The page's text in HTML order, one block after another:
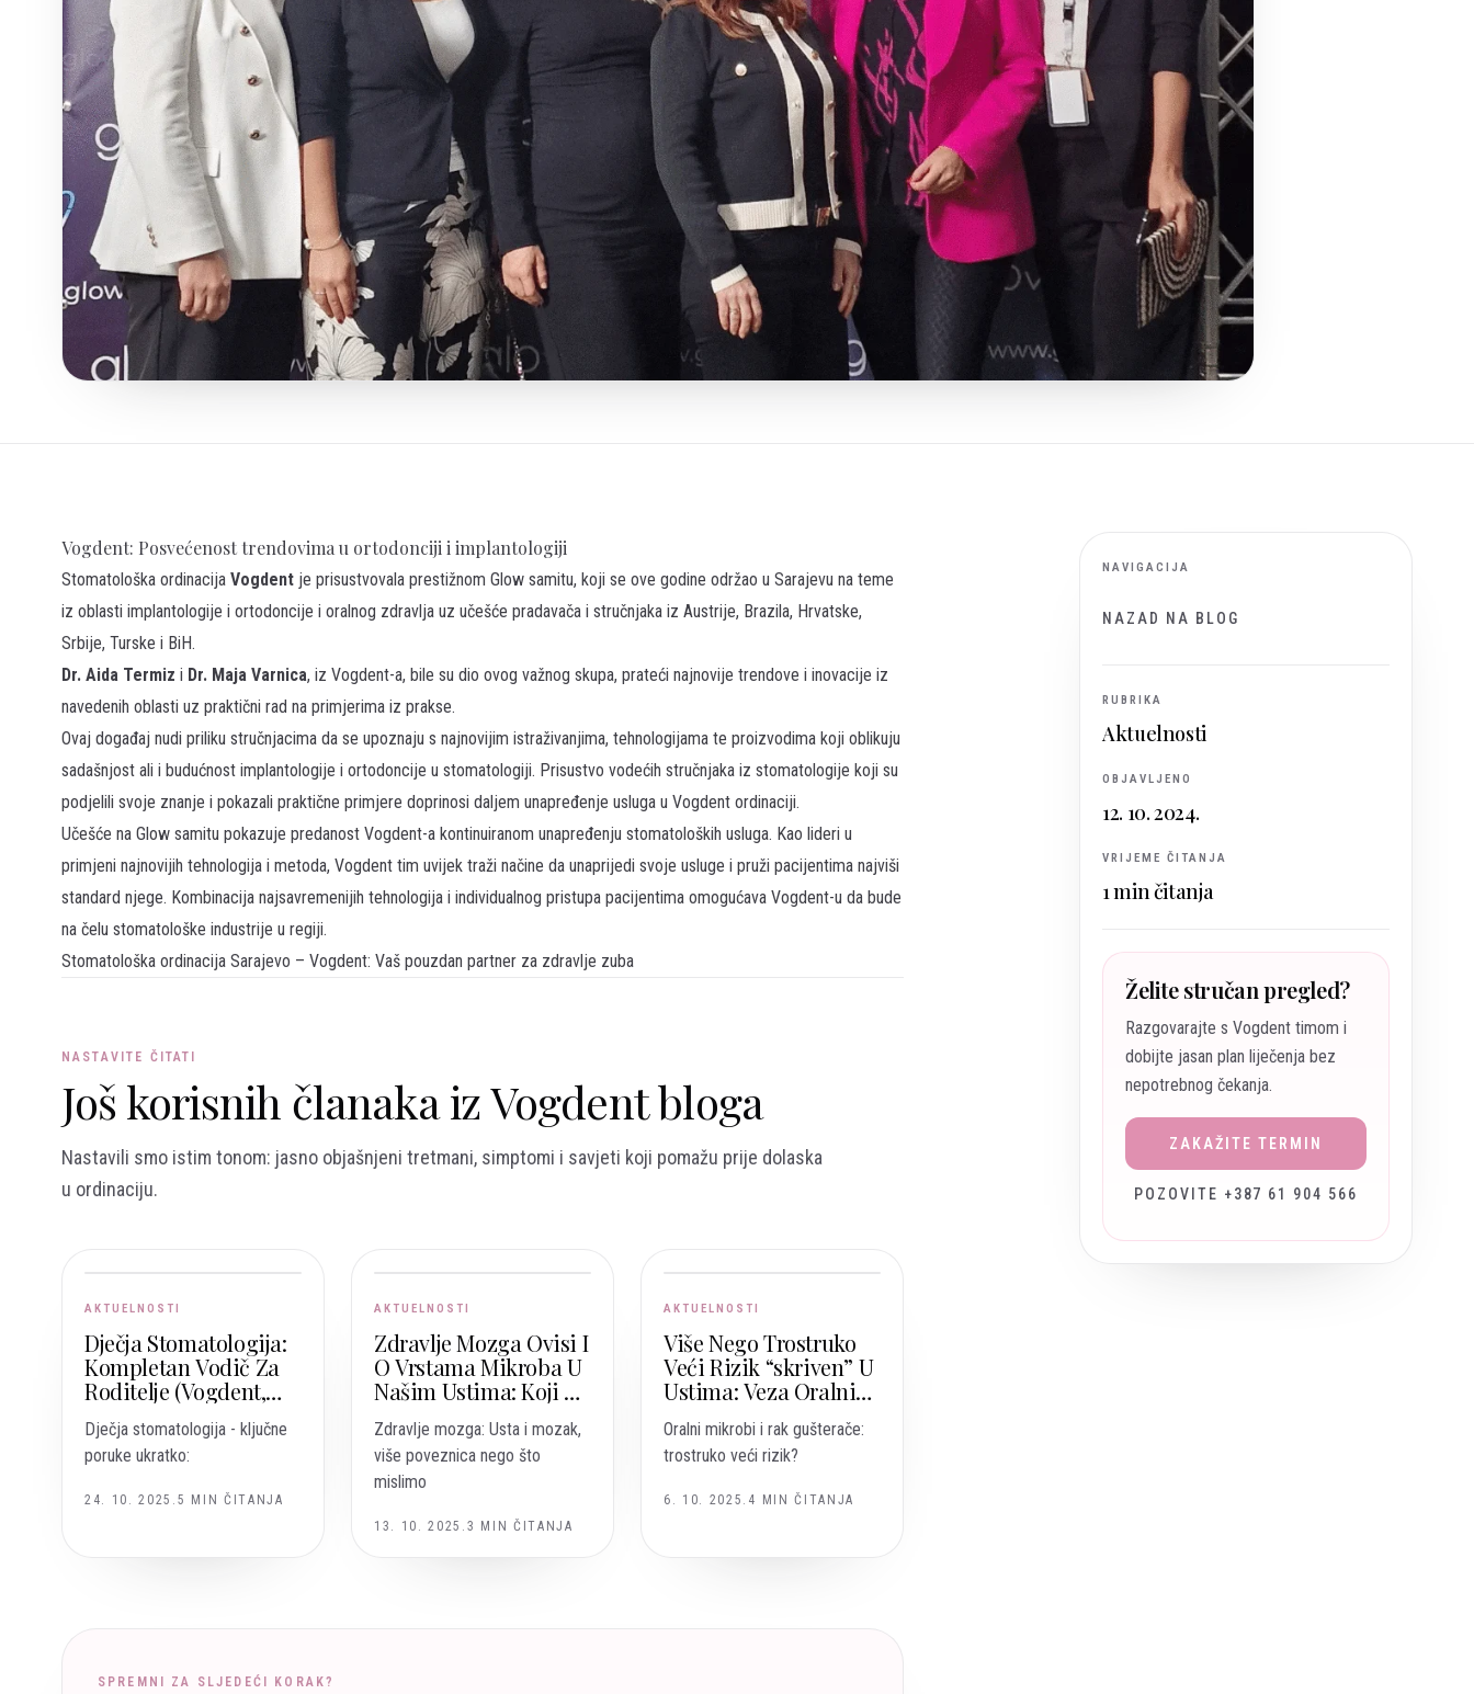
NAVIGACIJA
NAZAD NA BLOG
RUBRIKA
Aktuelnosti
OBJAVLJENO
12. 10. 2024.
VRIJEME ČITANJA
1min čitanja
Želite stručan pregled?
Razgovarajte s Vogdent timom i
dobijte jasan plan liječenja bez
nepotrebnog čekanja.
ZAKAŽITE TERMIN
POZOVITE +387 61 904 566
Vogdent: Posvećenost trendovima u ortodonciji i implantologiji
Stomatološka ordinacija Vogdent je prisustvovala prestižnom Glow samitu, koji se ove godine održao u Sarajevu na teme
iz oblasti implantologije i ortodoncije i oralnog zdravlja uz učešće pradavača i stručnjaka iz Austrije, Brazila, Hrvatske,
Srbije, Turske i BiH.
Dr. Aida Termiz i Dr. Maja Varnica, iz Vogdent-a, bile su dio ovog važnog skupa, prateći najnovije trendove i inovacije iz
navedenih oblasti uz praktični rad na primjerima iz prakse.
Ovaj događaj nudi priliku stručnjacima da se upoznaju s najnovijim istraživanjima, tehnologijama te proizvodima koji oblikuju
sadašnjost ali i budućnost implantologije i ortodoncije u stomatologiji. Prisustvo vodećih stručnjaka iz stomatologije koji su
podjelili svoje znanje i pokazali praktične primjere doprinosi daljem unapređenje usluga u Vogdent ordinaciji.
Učešće na Glow samitu pokazuje predanost Vogdent-a kontinuiranom unapređenju stomatoloških usluga. Kao lideri u
primjeni najnovijih tehnologija i metoda, Vogdent tim uvijek traži načine da unaprijedi svoje usluge i pruži pacijentima najviši
standard njege. Kombinacija najsavremenijih tehnologija i individualnog pristupa pacijentima omogućava Vogdent-u da bude
na čelu stomatološke industrije u regiji.
Stomatološka ordinacija Sarajevo – Vogdent: Vaš pouzdan partner za zdravlje zuba
NASTAVITE ČITATI
Još korisnih članaka iz Vogdent bloga
Nastavili smo istim tonom: jasno objašnjeni tretmani, simptomi i savjeti koji pomažu prije dolaska
u ordinaciju.
AKTUELNOSTI
Dječja Stomatologija:
Kompletan Vodič Za
Roditelje (Vogdent,
Sarajevo – Vogošća)
Dječja stomatologija - ključne
poruke ukratko:
24. 10. 2025. 5 MIN ČITANJA
AKTUELNOSTI
Zdravlje Mozga Ovisi I
O Vrstama Mikroba U
Našim Ustima: Koji Su
Korisni, A Koji
Rizični?
Zdravlje mozga: Usta i mozak,
više poveznica nego što
mislimo
13. 10. 2025. 3 MIN ČITANJA
AKTUELNOSTI
Više Nego Trostruko
Veći Rizik “skriven” U
Ustima: Veza Oralnih
Mikroba I Raka
Gušterače
Oralni mikrobi i rak gušterače:
trostruko veći rizik?
6. 10. 2025. 4 MIN ČITANJA
SPREMNI ZA SLJEDEĆI KORAK?